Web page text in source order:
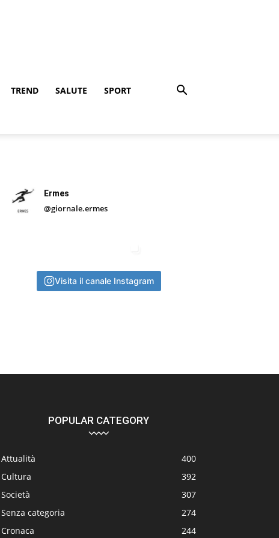
TREND SALUTE SPORT
Ermes
@giornale.ermes
Visita il canale Instagram
POPULAR CATEGORY
Attualità
400
Cultura
392
Società
307
Senza categoria
274
Cronaca
244